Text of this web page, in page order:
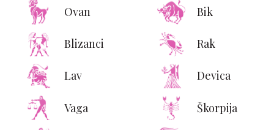
Ovan Bik
Blizanci Rak
Lav Devica
Vaga Škorpija